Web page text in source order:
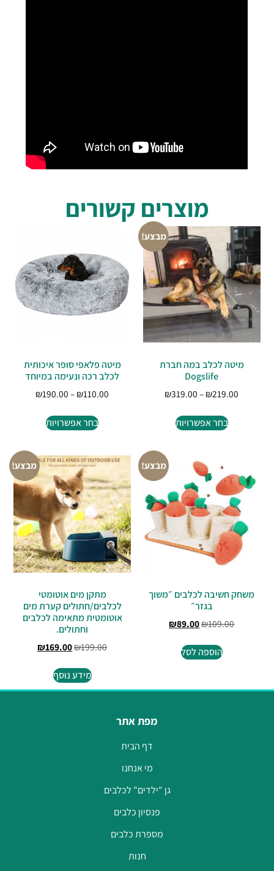
מוצרים קשורים
מבצע!
מיטה לכלב במה חברת
Dogslife
₪219.00
–
₪319.00
בחר אפשרויות
מיטה פלאפי סופר איכותית
לכלב רכה ונעימה במיוחד
₪110.00
–
₪190.00
בחר אפשרויות
מבצע!
משחק חשיבה לכלבים ״משוך
בגזר״
₪109.00
₪89.00
הוספה לסל
מבצע!
מתקן מים אוטומטי
לכלבים/חתולים קערת מים
אוטומטית מתאימה לכלבים
וחתולים.
₪199.00
₪169.00
מידע נוסף
מפת אתר
דף הבית
מי אנחנו
גן "ילדים" לכלבים
פנסיון כלבים
מספרת כלבים
חנות